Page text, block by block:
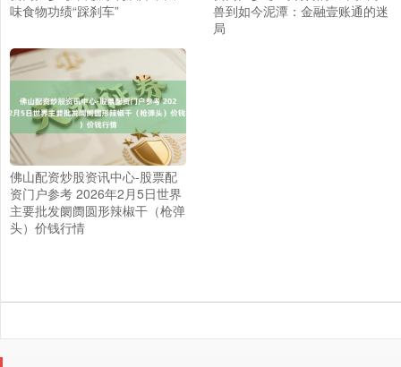
味食物功绩“踩刹车”
兽到如今泥潭：金融壹账通的迷
局
佛山配资炒股资讯中心-股票配
资门户参考 2026年2月5日世界
主要批发阛阓圆形辣椒干（枪弹
头）价钱行情
上证综指 3940.04